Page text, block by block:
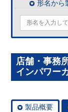
形名から
店舗・事務
インパワー
製品概要